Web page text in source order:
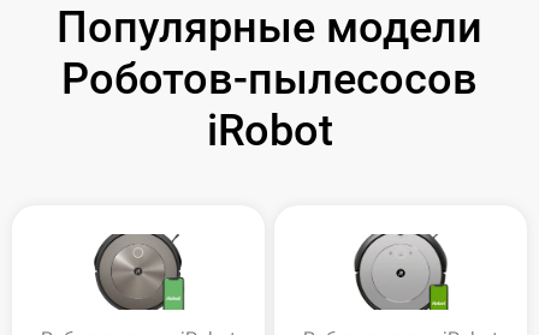
Популярные модели
Роботов-пылесосов
iRobot